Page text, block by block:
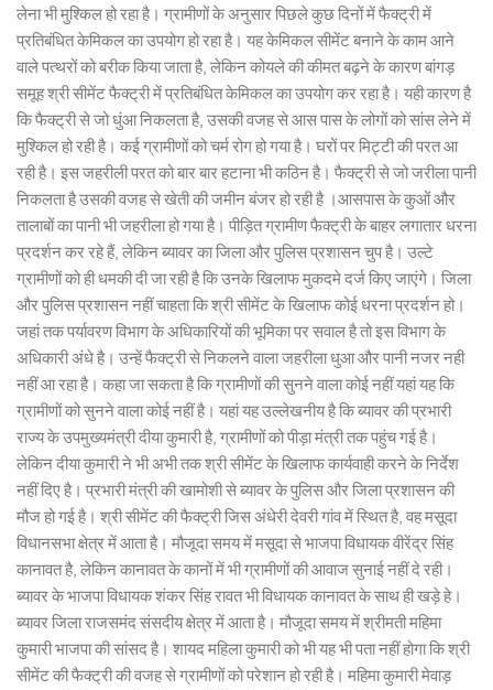
लेना भी मुश्किल हो रहा है। ग्रामीणों के अनुसार पिछले कुछ दिनों में फैक्ट्री में
प्रतिबंधित केमिकल का उपयोग हो रहा है। यह केमिकल सीमेंट बनाने के काम आने
वाले पत्थरों को बरीक किया जाता है, लेकिन कोयले की कीमत बढ़ने के कारण बांगड़
समूह श्री सीमेंट फैक्ट्री में प्रतिबंधित केमिकल का उपयोग कर रहा है। यही कारण है
कि फैक्ट्री से जो धुंआ निकलता है, उसकी वजह से आस पास के लोगों को सांस लेने में
मुश्किल हो रही है। कई ग्रामीणों को चर्म रोग हो गया है। घरों पर मिट्टी की परत आ
रही है। इस जहरीली परत को बार बार हटाना भी कठिन है। फैक्ट्री से जो जरीला पानी
निकलता है उसकी वजह से खेती की जमीन बंजर हो रही है ।आसपास के कुओं और
तालाबों का पानी भी जहरीला हो गया है। पीड़ित ग्रामीण फैक्ट्री के बाहर लगातार धरना
प्रदर्शन कर रहे हैं, लेकिन ब्यावर का जिला और पुलिस प्रशासन चुप है। उल्टे
ग्रामीणों को ही धमकी दी जा रही है कि उनके खिलाफ मुकदमे दर्ज किए जाएंगे। जिला
और पुलिस प्रशासन नहीं चाहता कि श्री सीमेंट के खिलाफ कोई धरना प्रदर्शन हो।
जहां तक पर्यावरण विभाग के अधिकारियों की भूमिका पर सवाल है तो इस विभाग के
अधिकारी अंधे है। उन्हें फैक्ट्री से निकलने वाला जहरीला धुआ और पानी नजर नही
नहीं आ रहा है। कहा जा सकता है कि ग्रामीणों की सुनने वाला कोई नहीं यहां यह कि
ग्रामीणों को सुनने वाला कोई नहीं है। यहां यह उल्लेखनीय है कि ब्यावर की प्रभारी
राज्य के उपमुख्यमंत्री दीया कुमारी है, ग्रामीणों को पीड़ा मंत्री तक पहुंच गई है।
लेकिन दीया कुमारी ने भी अभी तक श्री सीमेंट के खिलाफ कार्यवाही करने के निर्देश
नहीं दिए है। प्रभारी मंत्री की खामोशी से ब्यावर के पुलिस और जिला प्रशासन की
मौज हो गई है। श्री सीमेंट की फैक्ट्री जिस अंधेरी देवरी गांव में स्थित है, वह मसूदा
विधानसभा क्षेत्र में आता है। मौजूदा समय में मसूदा से भाजपा विधायक वीरेंद्र सिंह
कानावत है, लेकिन कानावत के कानों में भी ग्रामीणों की आवाज सुनाई नहीं दे रही।
ब्यावर के भाजपा विधायक शंकर सिंह रावत भी विधायक कानावत के साथ ही खड़े हे।
ब्यावर जिला राजसमंद संसदीय क्षेत्र में आता है। मौजूदा समय में श्रीमती महिमा
कुमारी भाजपा की सांसद है। शायद महिला कुमारी को भी यह भी पता नहीं होगा कि श्री
सीमेंट की फैक्ट्री की वजह से ग्रामीणों को परेशान हो रही है। महिमा कुमारी मेवाड़